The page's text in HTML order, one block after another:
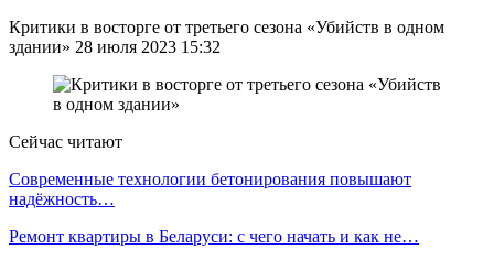
Критики в восторге от третьего сезона «Убийств в одном
здании» 28 июля 2023 15:32
Сейчас читают
Современные технологии бетонирования повышают
надёжность…
Ремонт квартиры в Беларуси: с чего начать и как не…